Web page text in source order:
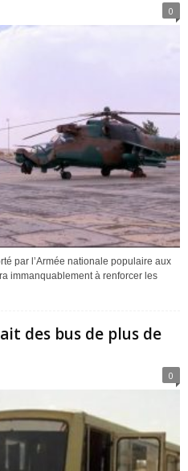
0
par l’Armée nationale populaire aux
immanquablement à renforcer les
des bus de plus de
0